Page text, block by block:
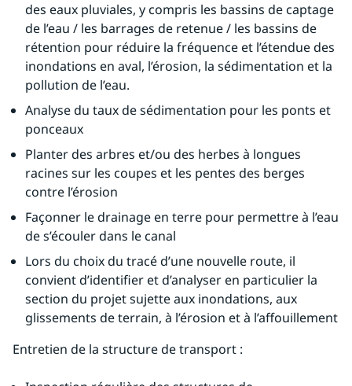
des eaux pluviales, y compris les bassins de captage
de l’eau / les barrages de retenue / les bassins de
rétention pour réduire la fréquence et l’étendue des
inondations en aval, l’érosion, la sédimentation et la
pollution de l’eau.
Analyse du taux de sédimentation pour les ponts et
ponceaux
Planter des arbres et/ou des herbes à longues
racines sur les coupes et les pentes des berges
contre l’érosion
Façonner le drainage en terre pour permettre à l’eau
de s’écouler dans le canal
Lors du choix du tracé d’une nouvelle route, il
convient d’identifier et d’analyser en particulier la
section du projet sujette aux inondations, aux
glissements de terrain, à l’érosion et à l’affouillement
Entretien de la structure de transport :